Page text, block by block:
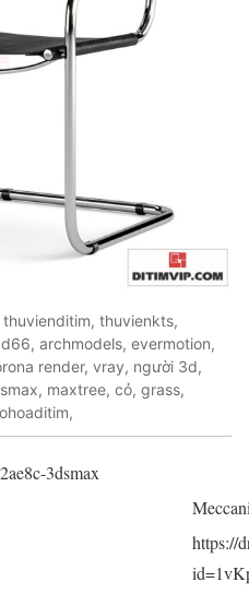
thuvienkts,
archmodels, evermotion,
render, vray, người 3d,
maxtree, cỏ, grass,
3dsmax
https://